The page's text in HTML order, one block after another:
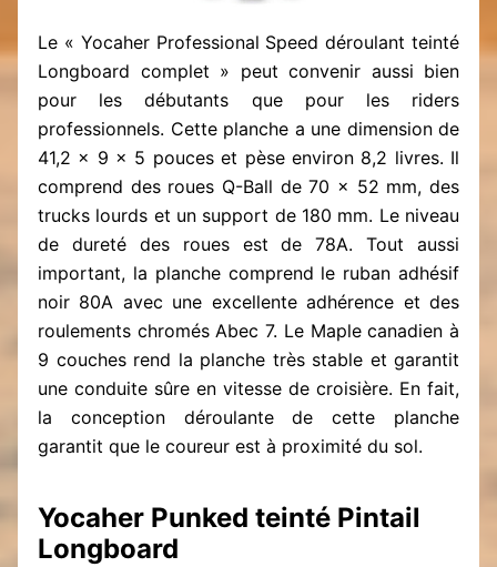
Le « Yocaher Professional Speed déroulant teinté
Longboard complet » peut convenir aussi bien
pour les débutants que pour les riders
professionnels. Cette planche a une dimension de
41,2 x 9 x 5 pouces et pèse environ 8,2 livres. Il
comprend des roues Q-Ball de 70 x 52 mm, des
trucks lourds et un support de 180 mm. Le niveau
de dureté des roues est de 78A. Tout aussi
important, la planche comprend le ruban adhésif
noir 80A avec une excellente adhérence et des
roulements chromés Abec 7. Le Maple canadien à
9 couches rend la planche très stable et garantit
une conduite sûre en vitesse de croisière. En fait,
la conception déroulante de cette planche
garantit que le coureur est à proximité du sol.
Yocaher Punked teinté Pintail
Longboard